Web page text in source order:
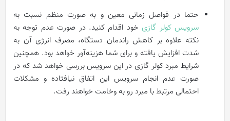
حتما در فواصل زمانی معین و به صورت منظم نسبت به
سرویس کولر گازیخود اقدام کنید. در صورت عدم توجه به
نکته علاوه بر کاهش راندمان دستگاه، مصرف انرژی آن به
شدت افزایش یافته و برای شما هزینه‌آور خواهد بود. همچنین
شرایط مبرد کولر گازی در این سرویس بررسی خواهد شد که در
صورت عدم انجام سرویس این اتفاق نیافتاده و مشکلات
احتمالی مرتبط با مبرد رو به وخامت خواهند رفت.